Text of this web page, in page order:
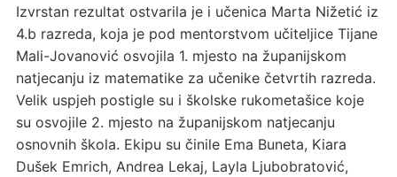
Izvrstan rezultat ostvarila je i učenica Marta Nižetić iz
4.b razreda, koja je pod mentorstvom učiteljice Tijane
Mali-Jovanović osvojila 1. mjesto na županijskom
natjecanju iz matematike za učenike četvrtih razreda.
Velik uspjeh postigle su i školske rukometašice koje
su osvojile 2. mjesto na županijskom natjecanju
osnovnih škola. Ekipu su činile Ema Buneta, Kiara
Dušek Emrich, Andrea Lekaj, Layla Ljubobratović,